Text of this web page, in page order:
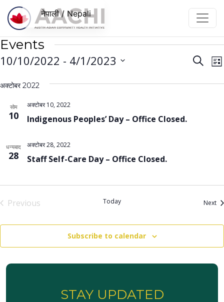
सामग्रीमा जानुहोस्
Events
SearchList
10/10/2022 - 4/1/2023
date.
अक्टोबर 2022
सोम
10 Indigenous Peoples’ Day – Office Closed.
अक्टोबर 10, 2022
धन्यबाद
28 Staff Self-Care Day – Office Closed.
अक्टोबर 28, 2022
Previous
Today Next
Subscribe to calendar
STAY UPDATED
नेपाली / Nepali